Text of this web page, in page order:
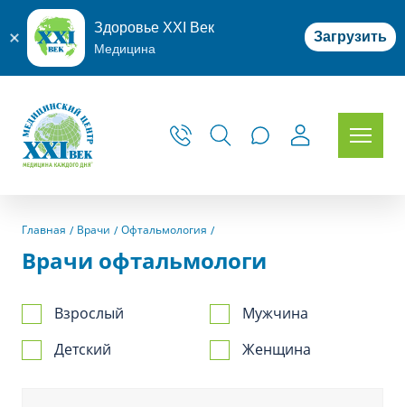
Здоровье XXI Век
Медицина
Загрузить
Главная Врачи Офтальмология
Врачи офтальмологи
Взрослый
Детский
Мужчина
Женщина